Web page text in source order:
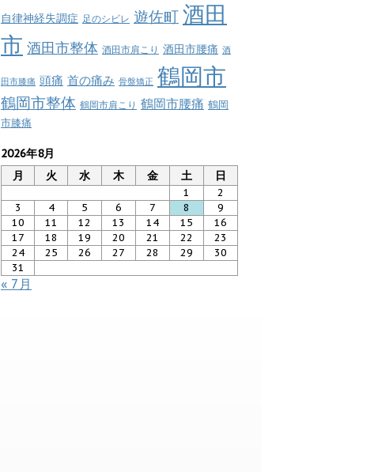
自律神経失調症 足のシビレ 遊佐町 酒田
市 酒田市整体 酒田市肩こり 酒田市腰痛 酒
田市膝痛 頭痛 首の痛み 骨盤矯正 鶴岡市
鶴岡市整体 鶴岡市肩こり 鶴岡市腰痛 鶴岡
市膝痛
2026年8月
月
火 水 木 金 土 日
1
2
3
4 5 6 7 8
9
10
11 12 13 14 15
16
17
18 19 20 21 22
23
24
25 26 27 28 29
30
31
« 7月